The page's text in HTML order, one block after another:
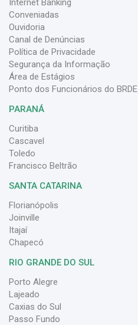
Internet Banking
Conveniadas
Ouvidoria
Canal de Denúncias
Política de Privacidade
Segurança da Informação
Área de Estágios
Ponto dos Funcionários do BRDE
PARANÁ
Curitiba
Cascavel
Toledo
Francisco Beltrão
SANTA CATARINA
Florianópolis
Joinville
Itajaí
Chapecó
RIO GRANDE DO SUL
Porto Alegre
Lajeado
Caxias do Sul
Passo Fundo